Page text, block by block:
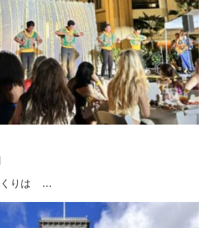
くりは …